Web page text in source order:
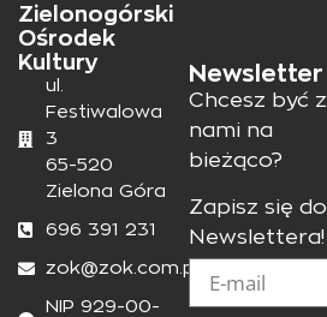
Zielonogórski
Ośrodek
Kultury
ul.
Festiwalowa
3
65-520
Zielona Góra
696 391 231
zok@zok.com.pl
NIP 929-00-
Newsletter
Chcesz być z
nami na
bieżąco?
Zapisz się do
Newslettera!